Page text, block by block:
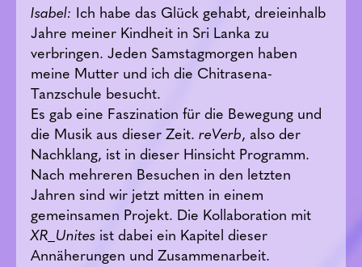
Isabel: Ich habe das Glück gehabt, dreieinhalb
Jahre meiner Kindheit in Sri Lanka zu
verbringen. Jeden Samstagmorgen haben
meine Mutter und ich die Chitrasena-
Tanzschule besucht.
Es gab eine Faszination für die Bewegung und
die Musik aus dieser Zeit. reVerb, also der
Nachklang, ist in dieser Hinsicht Programm.
Nach mehreren Besuchen in den letzten
Jahren sind wir jetzt mitten in einem
gemeinsamen Projekt. Die Kollaboration mit
XR_Unites ist dabei ein Kapitel dieser
Annäherungen und Zusammenarbeit.